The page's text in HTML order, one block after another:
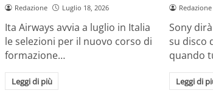
Redazione Luglio 18, 2026
Ita Airways avvia a luglio in Italia
le selezioni per il nuovo corso di
formazione…
Leggi di più
Redazione
Sony
su disco
quando
Leggi di